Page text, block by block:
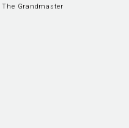
Grandmaster